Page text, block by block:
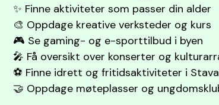
✨ Finne aktiviteter som passer din alder
🎨 Oppdage kreative verksteder og kurs
🎮 Se gaming- og e-sporttilbud i byen
🎤 Få oversikt over konserter og
⚽ Finne idrett og fritidsaktiviteter i
🤝 Oppdage møteplasser og